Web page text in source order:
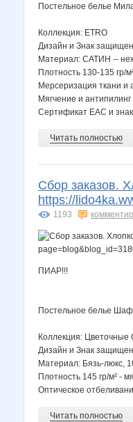
Постельное белье
Коллекция: ETRO
Дизайн и Знак
Материал: САТИН --
Плотность 130-135 гр/
Мерсеризация ткани и
Мягчение и
Сертификат ЕАС и
Читать полностью
Сбор заказов.
https://
1193
ПИАР!!!
Постельное белье
Коллекция: Цветочные
Дизайн и Знак
Материал: Бязь-люкс,
Плотность 145 гр/м² -
Оптическое
Читать полностью